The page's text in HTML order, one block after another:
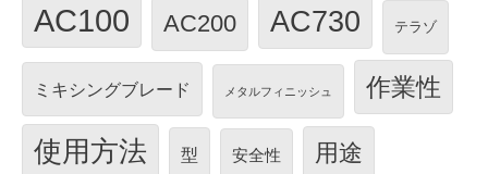
AC100 AC200 AC730 テラゾ
ミキシングブレード メタルフィニッシュ 作業性
使用方法 型 安全性 用途